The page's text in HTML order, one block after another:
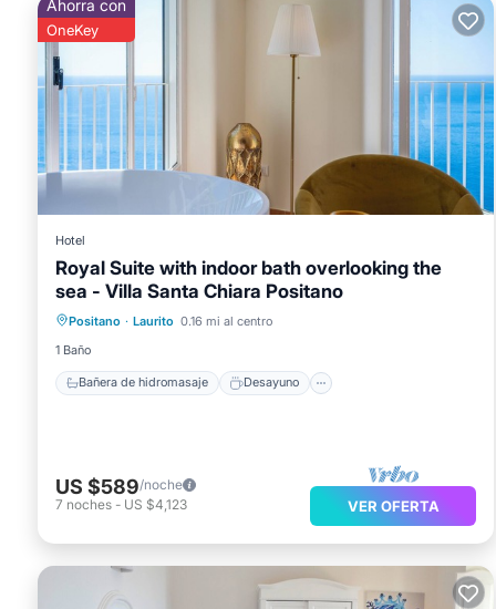
Ahorra con
OneKey
Hotel
Royal Suite with indoor bath overlooking the
sea - Villa Santa Chiara Positano
Positano · Laurito 0.16 mi al centro
1 Baño
Bañera de hidromasaje Desayuno
Bañera de hidromasaje
Desayuno
Aparcamiento
Vista al mar
US $589/noche
7 noches - US $4,123 VER OFERTA